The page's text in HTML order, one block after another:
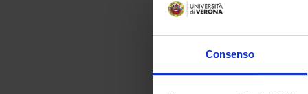
Consenso
Biologia - Chimica.
Methods
La verifica avviene
Il possesso dei